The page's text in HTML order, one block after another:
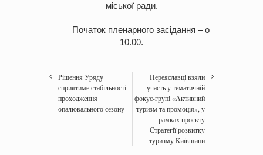
міської ради.
Початок пленарного засідання – о
10.00.
Рішення Уряду
сприятиме стабільності
проходження
опалювального сезону
Переяславці взяли
участь у тематичній
фокус-групі «Активний
туризм та промоція», у
рамках проєкту
Стратегії розвитку
туризму Київщини